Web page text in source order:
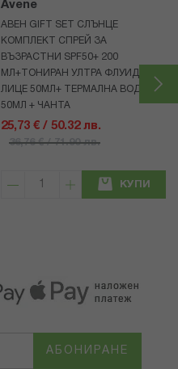
Avene
АВЕН GIFT SET СЛЪНЦЕ
КОМПЛЕКТ СПРЕЙ ЗА
ВЪЗРАСТНИ SPF50+ 200
МЛ+ТОНИРАН УЛТРА ФЛУИД ЗА
ЛИЦЕ 50МЛ+ ТЕРМАЛНА ВОДА
50МЛ + ЧАНТА
25,73 € / 50.32 лв.
36,76 € / 71.90 лв.
КУПИ
АБОНИРАНЕ